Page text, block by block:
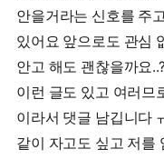
안을거라는 신호를 주
있어요 앞으로도 관심
안고 해도 괜찮을까요
이런 글도 있고 여러므
이라서 댓글 남깁니다
같이 자고도 싶고 저를